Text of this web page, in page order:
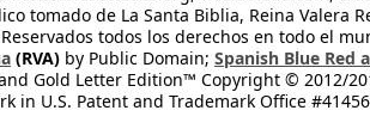
tomado de La Santa Biblia, Reina
todos los derechos en todo el
(RVA) by Public Domain; Spanish Blue Red
and Gold Letter Edition™ Copyright © 2012/
in U.S. Patent and Trademark Office